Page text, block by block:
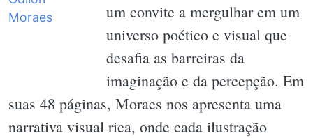
um convite a mergulhar em um
universo poético e visual que
desafia as barreiras da
imaginação e da percepção. Em
suas 48 páginas, Moraes nos apresenta uma
narrativa visual rica, onde cada ilustração